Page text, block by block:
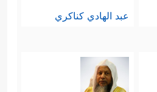
عبد الهادي كناكري